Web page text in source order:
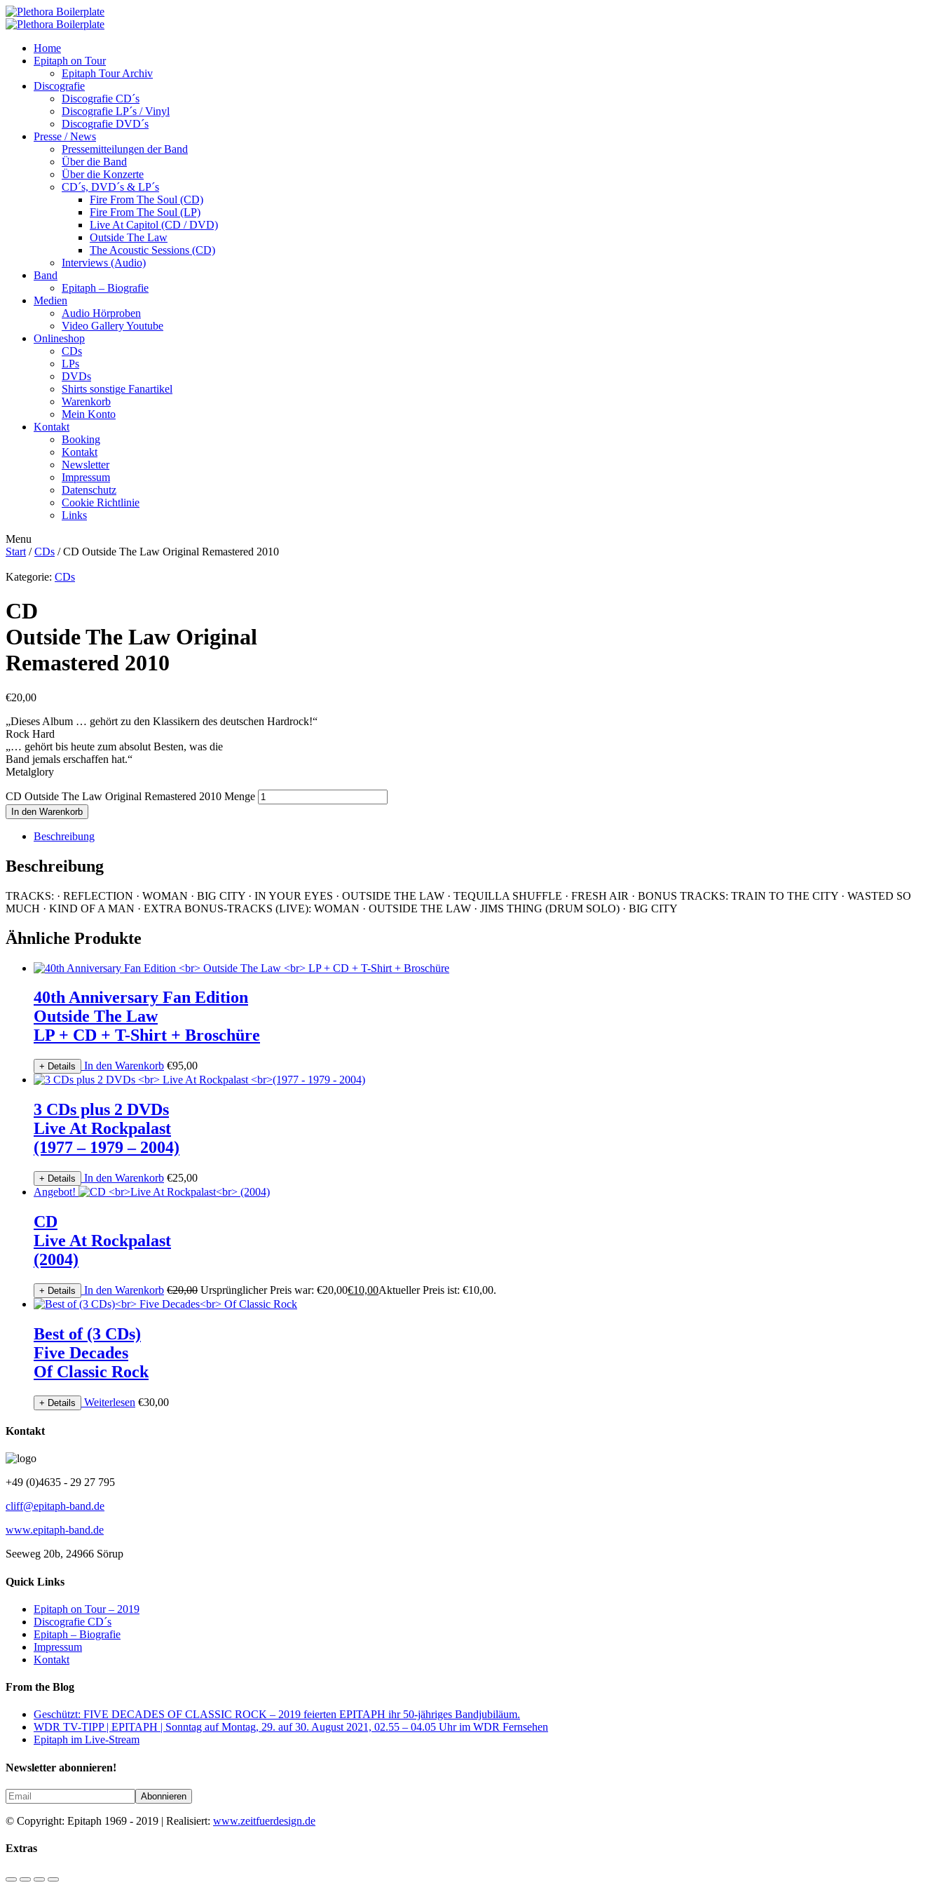
Home
Epitaph on Tour
Epitaph Tour Archiv
Discografie
Discografie CD´s
Discografie LP´s / Vinyl
Discografie DVD´s
Presse / News
Pressemitteilungen der Band
Über die Band
Über die Konzerte
CD´s, DVD´s & LP´s
Fire From The Soul (CD)
Fire From The Soul (LP)
Live At Capitol (CD / DVD)
Outside The Law
The Acoustic Sessions (CD)
Interviews (Audio)
Band
Epitaph – Biografie
Medien
Audio Hörproben
Video Gallery Youtube
Onlineshop
CDs
LPs
DVDs
Shirts sonstige Fanartikel
Warenkorb
Mein Konto
Kontakt
Booking
Kontakt
Newsletter
Impressum
Datenschutz
Cookie Richtlinie
Links
Menu
Start /CDs / CD Outside The Law Original Remastered 2010
Kategorie: CDs
CD
Outside The Law Original
Remastered 2010
€20,00
„Dieses Album … gehört zu den Klassikern des deutschen Hardrock!“
Rock Hard
„… gehört bis heute zum absolut Besten, was die
Band jemals erschaffen hat.“
Metalglory
CD Outside The Law Original Remastered 2010 Menge
In den Warenkorb
Beschreibung
Beschreibung
TRACKS: · REFLECTION · WOMAN · BIG CITY · IN YOUR EYES · OUTSIDE THE LAW · TEQUILLA SHUFFLE · FRESH AIR · BONUS TRACKS: TRAIN TO THE CITY · WASTED SO
MUCH · KIND OF A MAN · EXTRA BONUS-TRACKS (LIVE): WOMAN · OUTSIDE THE LAW · JIMS THING (DRUM SOLO) · BIG CITY
Ähnliche Produkte
40th Anniversary Fan Edition
Outside The Law
LP + CD + T-Shirt + Broschüre
+ Details In den Warenkorb €95,00
3 CDs plus 2 DVDs
Live At Rockpalast
(1977 – 1979 – 2004)
+ Details In den Warenkorb €25,00
Angebot!
CD
Live At Rockpalast
(2004)
+ Details In den Warenkorb €20,00 Ursprünglicher Preis war: €20,00€10,00Aktueller Preis ist: €10,00.
Best of (3 CDs)
Five Decades
Of Classic Rock
+ Details Weiterlesen €30,00
Kontakt
+49 (0)4635 - 29 27 795
cliff@epitaph-band.de
www.epitaph-band.de
Seeweg 20b, 24966 Sörup
Quick Links
Epitaph on Tour – 2019
Discografie CD´s
Epitaph – Biografie
Impressum
Kontakt
From the Blog
Geschützt: FIVE DECADES OF CLASSIC ROCK – 2019 feierten EPITAPH ihr 50-jähriges Bandjubiläum.
WDR TV-TIPP | EPITAPH | Sonntag auf Montag, 29. auf 30. August 2021, 02.55 – 04.05 Uhr im WDR Fernsehen
Epitaph im Live-Stream
Newsletter abonnieren!
© Copyright: Epitaph 1969 - 2019 | Realisiert: www.zeitfuerdesign.de
Extras